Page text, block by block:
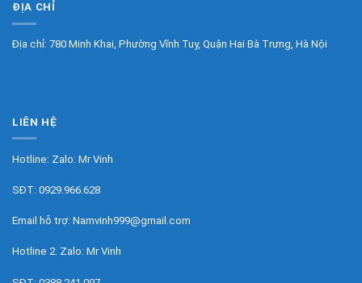
ĐỊA CHỈ
Địa chỉ: 780 Minh Khai, Phường Vĩnh Tuy, Quận Hai Bà Trưng, Hà Nội
LIÊN HỆ
Hotline: Zalo: Mr Vinh
SĐT: 0929.966.628
Email hỗ trợ: Namvinh999@gmail.com
Hotline 2: Zalo: Mr Vinh